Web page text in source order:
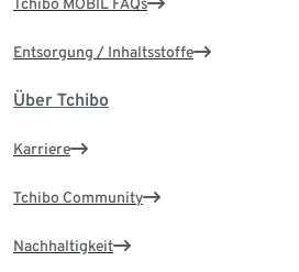
Tchibo MOBIL FAQs
Entsorgung / Inhaltsstoffe
Über Tchibo
Karriere
Tchibo Community
Nachhaltigkeit